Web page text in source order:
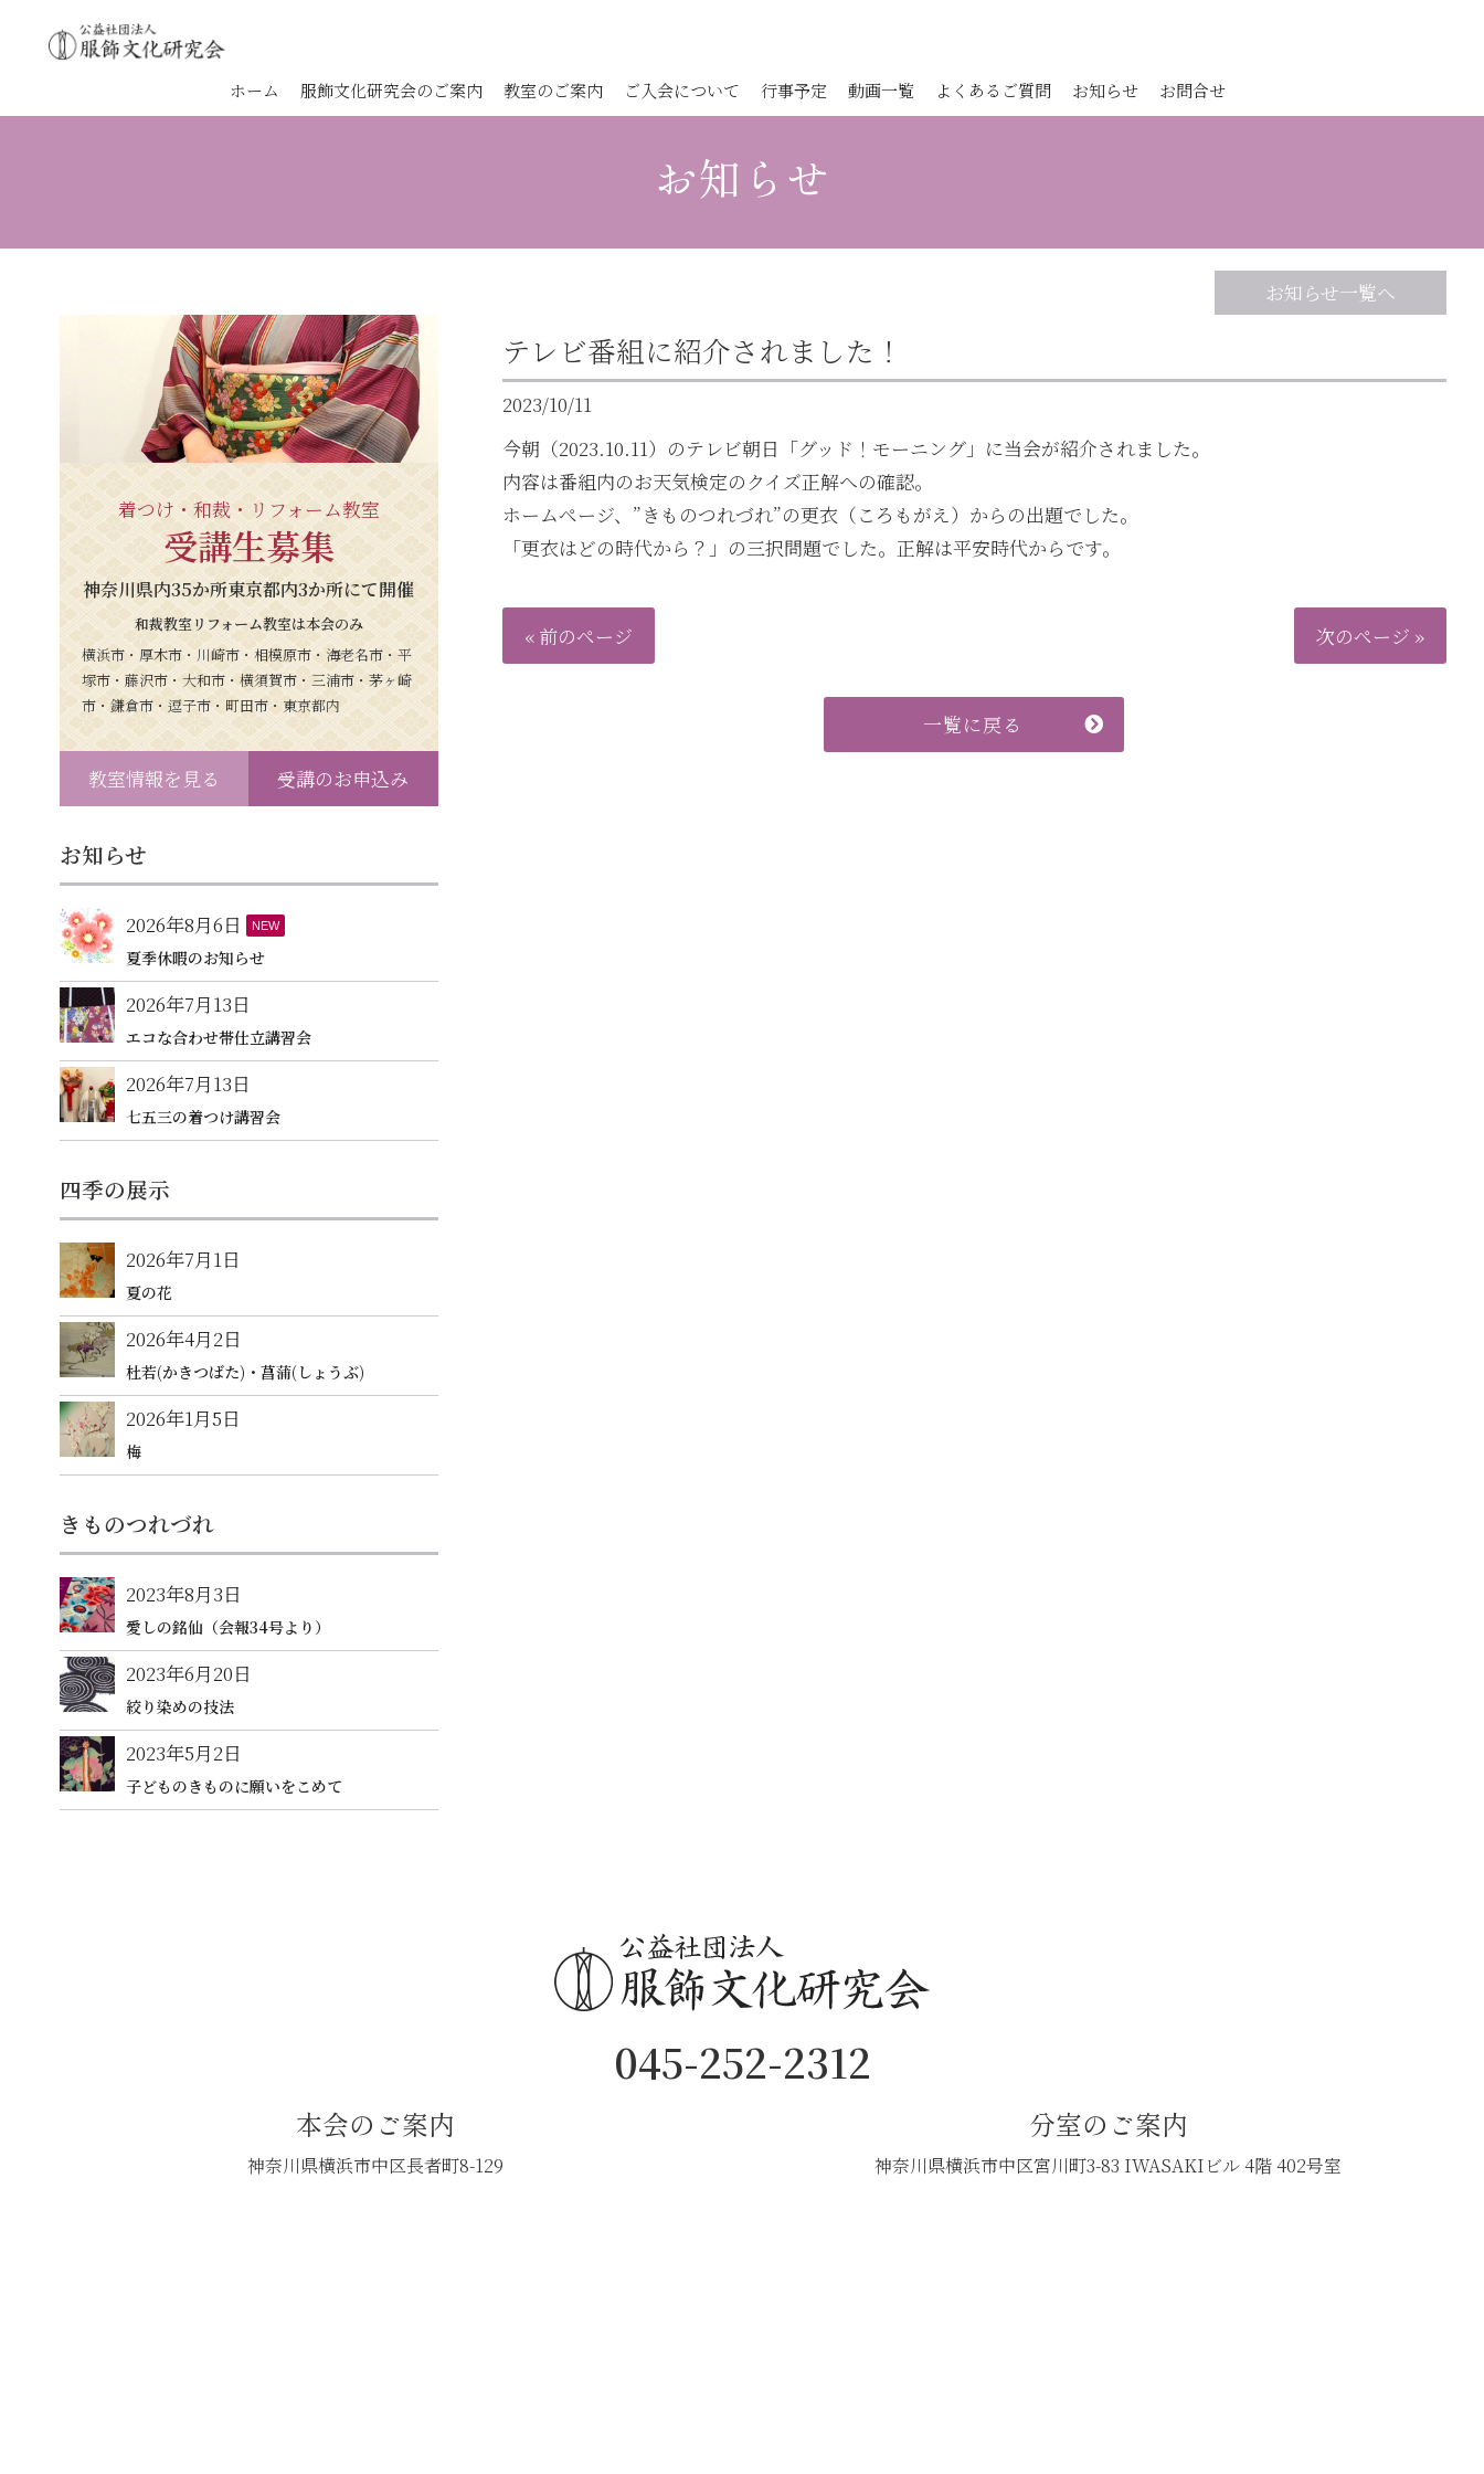
ホーム 服飾文化研究会のご案内 教室のご案内 ご入会について 行事予定 動画一覧 よくあるご質問 お知らせ お問合せ
お知らせ
お知らせ一覧へ
テレビ番組に紹介されました！
2023/10/11
今朝（2023.10.11）のテレビ朝日「グッド！モーニング」に当会が紹介されました。
内容は番組内のお天気検定のクイズ正解への確認。
ホームページ、”きものつれづれ”の更衣（ころもがえ）からの出題でした。
「更衣はどの時代から？」の三択問題でした。正解は平安時代からです。
« 前のページ 次のページ »
一覧に戻る
着つけ・和裁・リフォーム教室
受講生募集
神奈川県内35か所東京都内3か所にて開催
和裁教室リフォーム教室は本会のみ
横浜市・厚木市・川崎市・相模原市・海老名市・平
塚市・藤沢市・大和市・横須賀市・三浦市・茅ヶ崎
市・鎌倉市・逗子市・町田市・東京都内
教室情報を見る 受講のお申込み
お知らせ
2026年8月6日 NEW
夏季休暇のお知らせ
2026年7月13日
エコな合わせ帯仕立講習会
2026年7月13日
七五三の着つけ講習会
四季の展示
2026年7月1日
夏の花
2026年4月2日
杜若(かきつばた)・菖蒲(しょうぶ)
2026年1月5日
梅
きものつれづれ
2023年8月3日
愛しの銘仙（会報34号より）
2023年6月20日
絞り染めの技法
2023年5月2日
子どものきものに願いをこめて
045-252-2312
本会のご案内
神奈川県横浜市中区長者町8-129
分室のご案内
神奈川県横浜市中区宮川町3-83 IWASAKIビル 4階 402号室